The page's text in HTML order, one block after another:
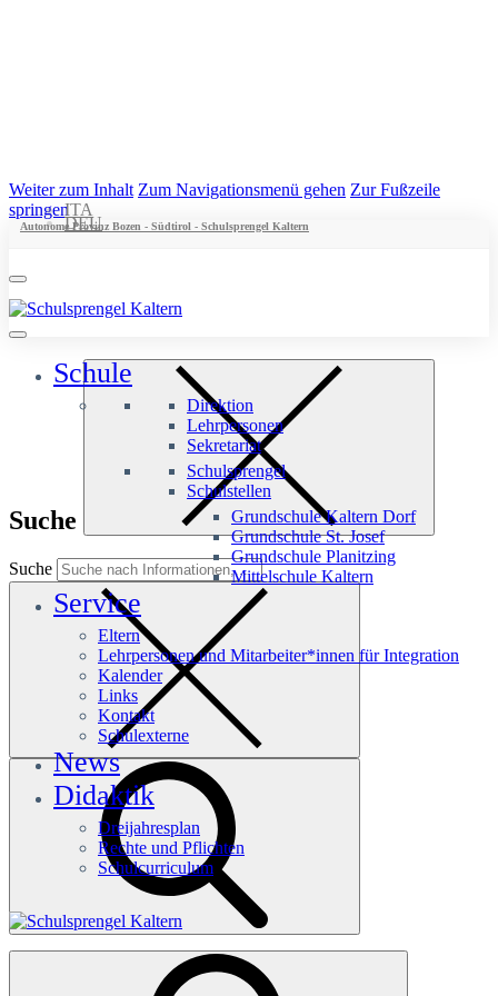
Weiter zum Inhalt Zum Navigationsmenü gehen Zur Fußzeile
springen
Autonome Provinz Bozen - Südtirol - Schulsprengel Kaltern
ITA
DEU
Schule
Direktion
Lehrpersonen
Sekretariat
Schulsprengel
Schulstellen
Grundschule Kaltern Dorf
Grundschule St. Josef
Grundschule Planitzing
Mittelschule Kaltern
Service
Eltern
Lehrpersonen und Mitarbeiter*innen für Integration
Kalender
Links
Kontakt
Schulexterne
News
Didaktik
Dreijahresplan
Rechte und Pflichten
Schulcurriculum
Suche
Suche
Häufige Suchanfragen